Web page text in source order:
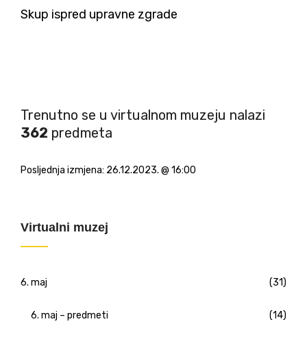
Skup ispred upravne zgrade
Trenutno se u virtualnom muzeju nalazi
362 predmeta
Posljednja izmjena: 26.12.2023. @ 16:00
Virtualni muzej
6. maj (31)
6. maj – predmeti (14)